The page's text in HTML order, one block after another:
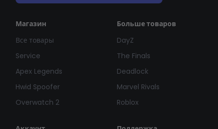
Магазин
Все товары
Service
Apex Legends
Hwid Spoofer
Overwatch 2
Больше товаров
DayZ
The Finals
Deadlock
Marvel Rivals
Roblox